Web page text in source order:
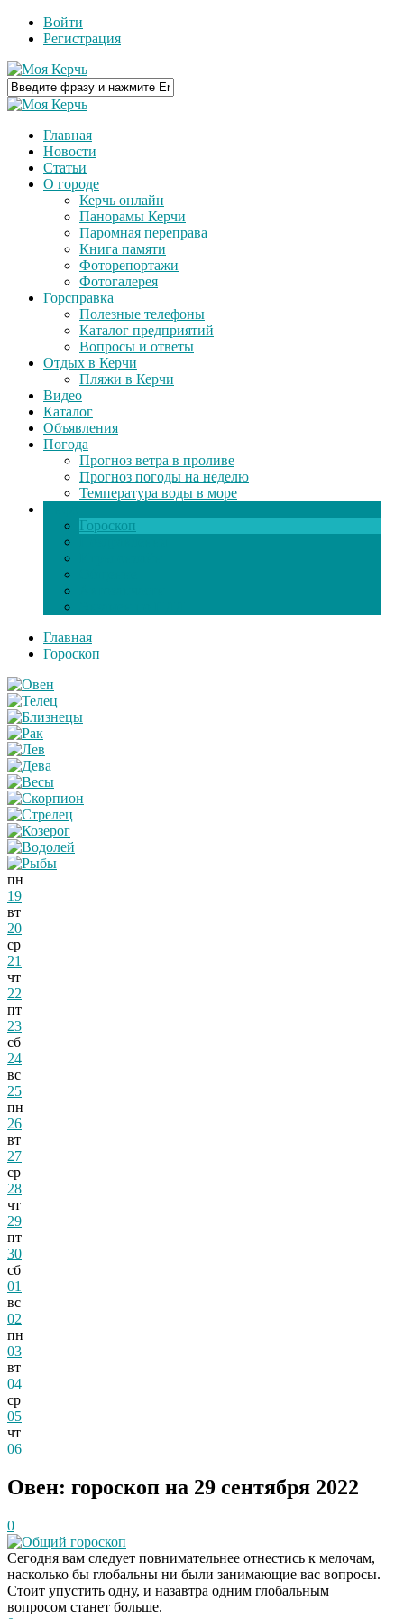
Войти
Регистрация
Главная
Новости
Статьи
О городе
Керчь онлайн
Панорамы Керчи
Паромная переправа
Книга памяти
Фоторепортажи
Фотогалерея
Горсправка
Полезные телефоны
Каталог предприятий
Вопросы и ответы
Отдых в Керчи
Пляжи в Керчи
Видео
Каталог
Объявления
Погода
Прогноз ветра в проливе
Прогноз погоды на неделю
Температура воды в море
Гороскоп
Главная
Гороскоп
пн
19
вт
20
ср
21
чт
22
пт
23
сб
24
вс
25
пн
26
вт
27
ср
28
чт
29
пт
30
сб
01
вс
02
пн
03
вт
04
ср
05
чт
06
Овен: гороскоп на 29 сентября 2022
0
Общий гороскоп
Сегодня вам следует повнимательнее отнестись к мелочам,
насколько бы глобальны ни были занимающие вас вопросы.
Стоит упустить одну, и назавтра одним глобальным
вопросом станет больше.